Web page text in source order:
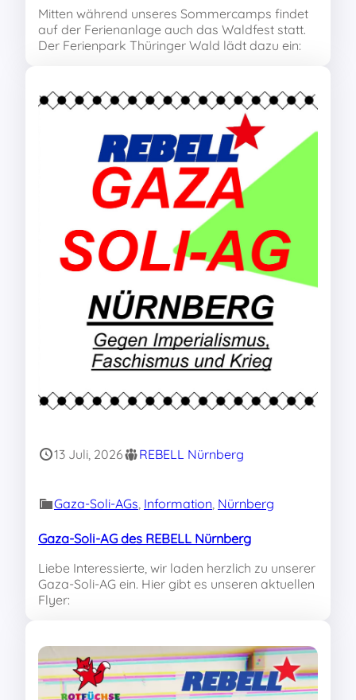
Mitten während unseres Sommercamps findet
auf der Ferienanlage auch das Waldfest statt.
Der Ferienpark Thüringer Wald lädt dazu ein:
13 Juli, 2026 REBELL Nürnberg
Gaza-Soli-AGs, Information, Nürnberg
Gaza-Soli-AG des REBELL Nürnberg
Liebe Interessierte, wir laden herzlich zu unserer
Gaza-Soli-AG ein. Hier gibt es unseren aktuellen
Flyer: